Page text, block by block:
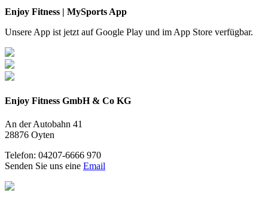
Enjoy Fitness | MySports App
Unsere App ist jetzt auf Google Play und im App Store verfügbar.
Enjoy Fitness GmbH & Co KG
An der Autobahn 41
28876 Oyten
Telefon: 04207-6666 970
Senden Sie uns eine Email